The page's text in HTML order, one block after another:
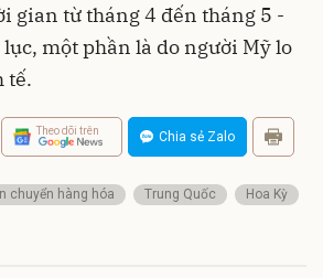
gian từ tháng 4 đến tháng 5 -
một phần là do người Mỹ lo
tế.
Theo dõi trên Chia sẻ Zalo
chuyển hàng hóa Trung Quốc
Hoa Kỳ